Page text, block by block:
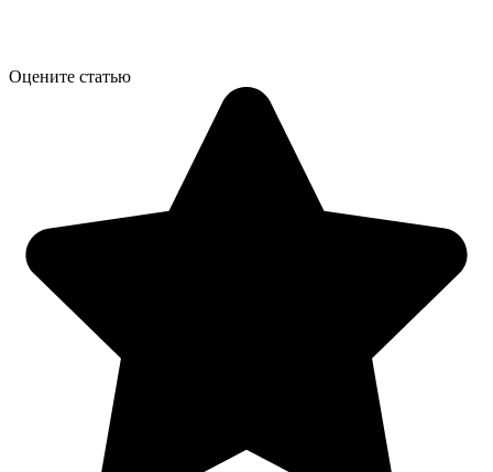
Оцените статью